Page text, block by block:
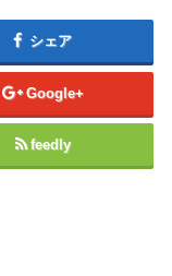
シェア
Google+
feedly